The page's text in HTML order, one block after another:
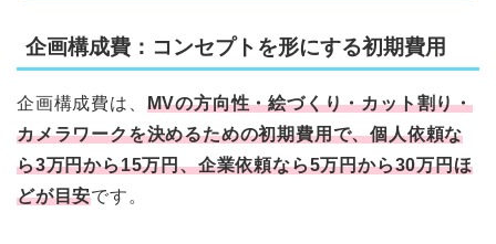
企画構成費：コンセプトを形にする初期費用
企画構成費は、 MVの方向性・絵づくり・カット割り・
カメラワークを決めるための初期費用で、個人依頼な
ら3万円から15万円、企業依頼なら5万円から30万円ほ
どが目安です。